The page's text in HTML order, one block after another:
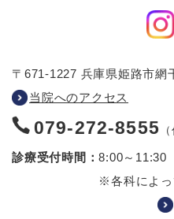
〒671-1227 兵庫県姫路市網
当院へのアクセス
079-272-8555
診療受付時間：8:00～
※各科によっ